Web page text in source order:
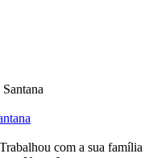
com a sua família